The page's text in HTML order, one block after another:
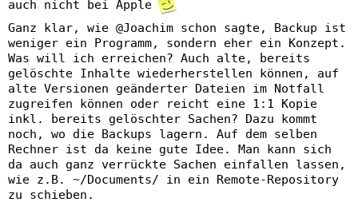
auch nicht bei Apple
Ganz klar, wie @Joachim schon sagte, Backup ist
weniger ein Programm, sondern eher ein Konzept.
Was will ich erreichen? Auch alte, bereits
gelöschte Inhalte wiederherstellen können, auf
alte Versionen geänderter Dateien im Notfall
zugreifen können oder reicht eine 1:1 Kopie
inkl. bereits gelöschter Sachen? Dazu kommt
noch, wo die Backups lagern. Auf dem selben
Rechner ist da keine gute Idee. Man kann sich
da auch ganz verrückte Sachen einfallen lassen,
wie z.B. ~/Documents/ in ein Remote-Repository
zu schieben.